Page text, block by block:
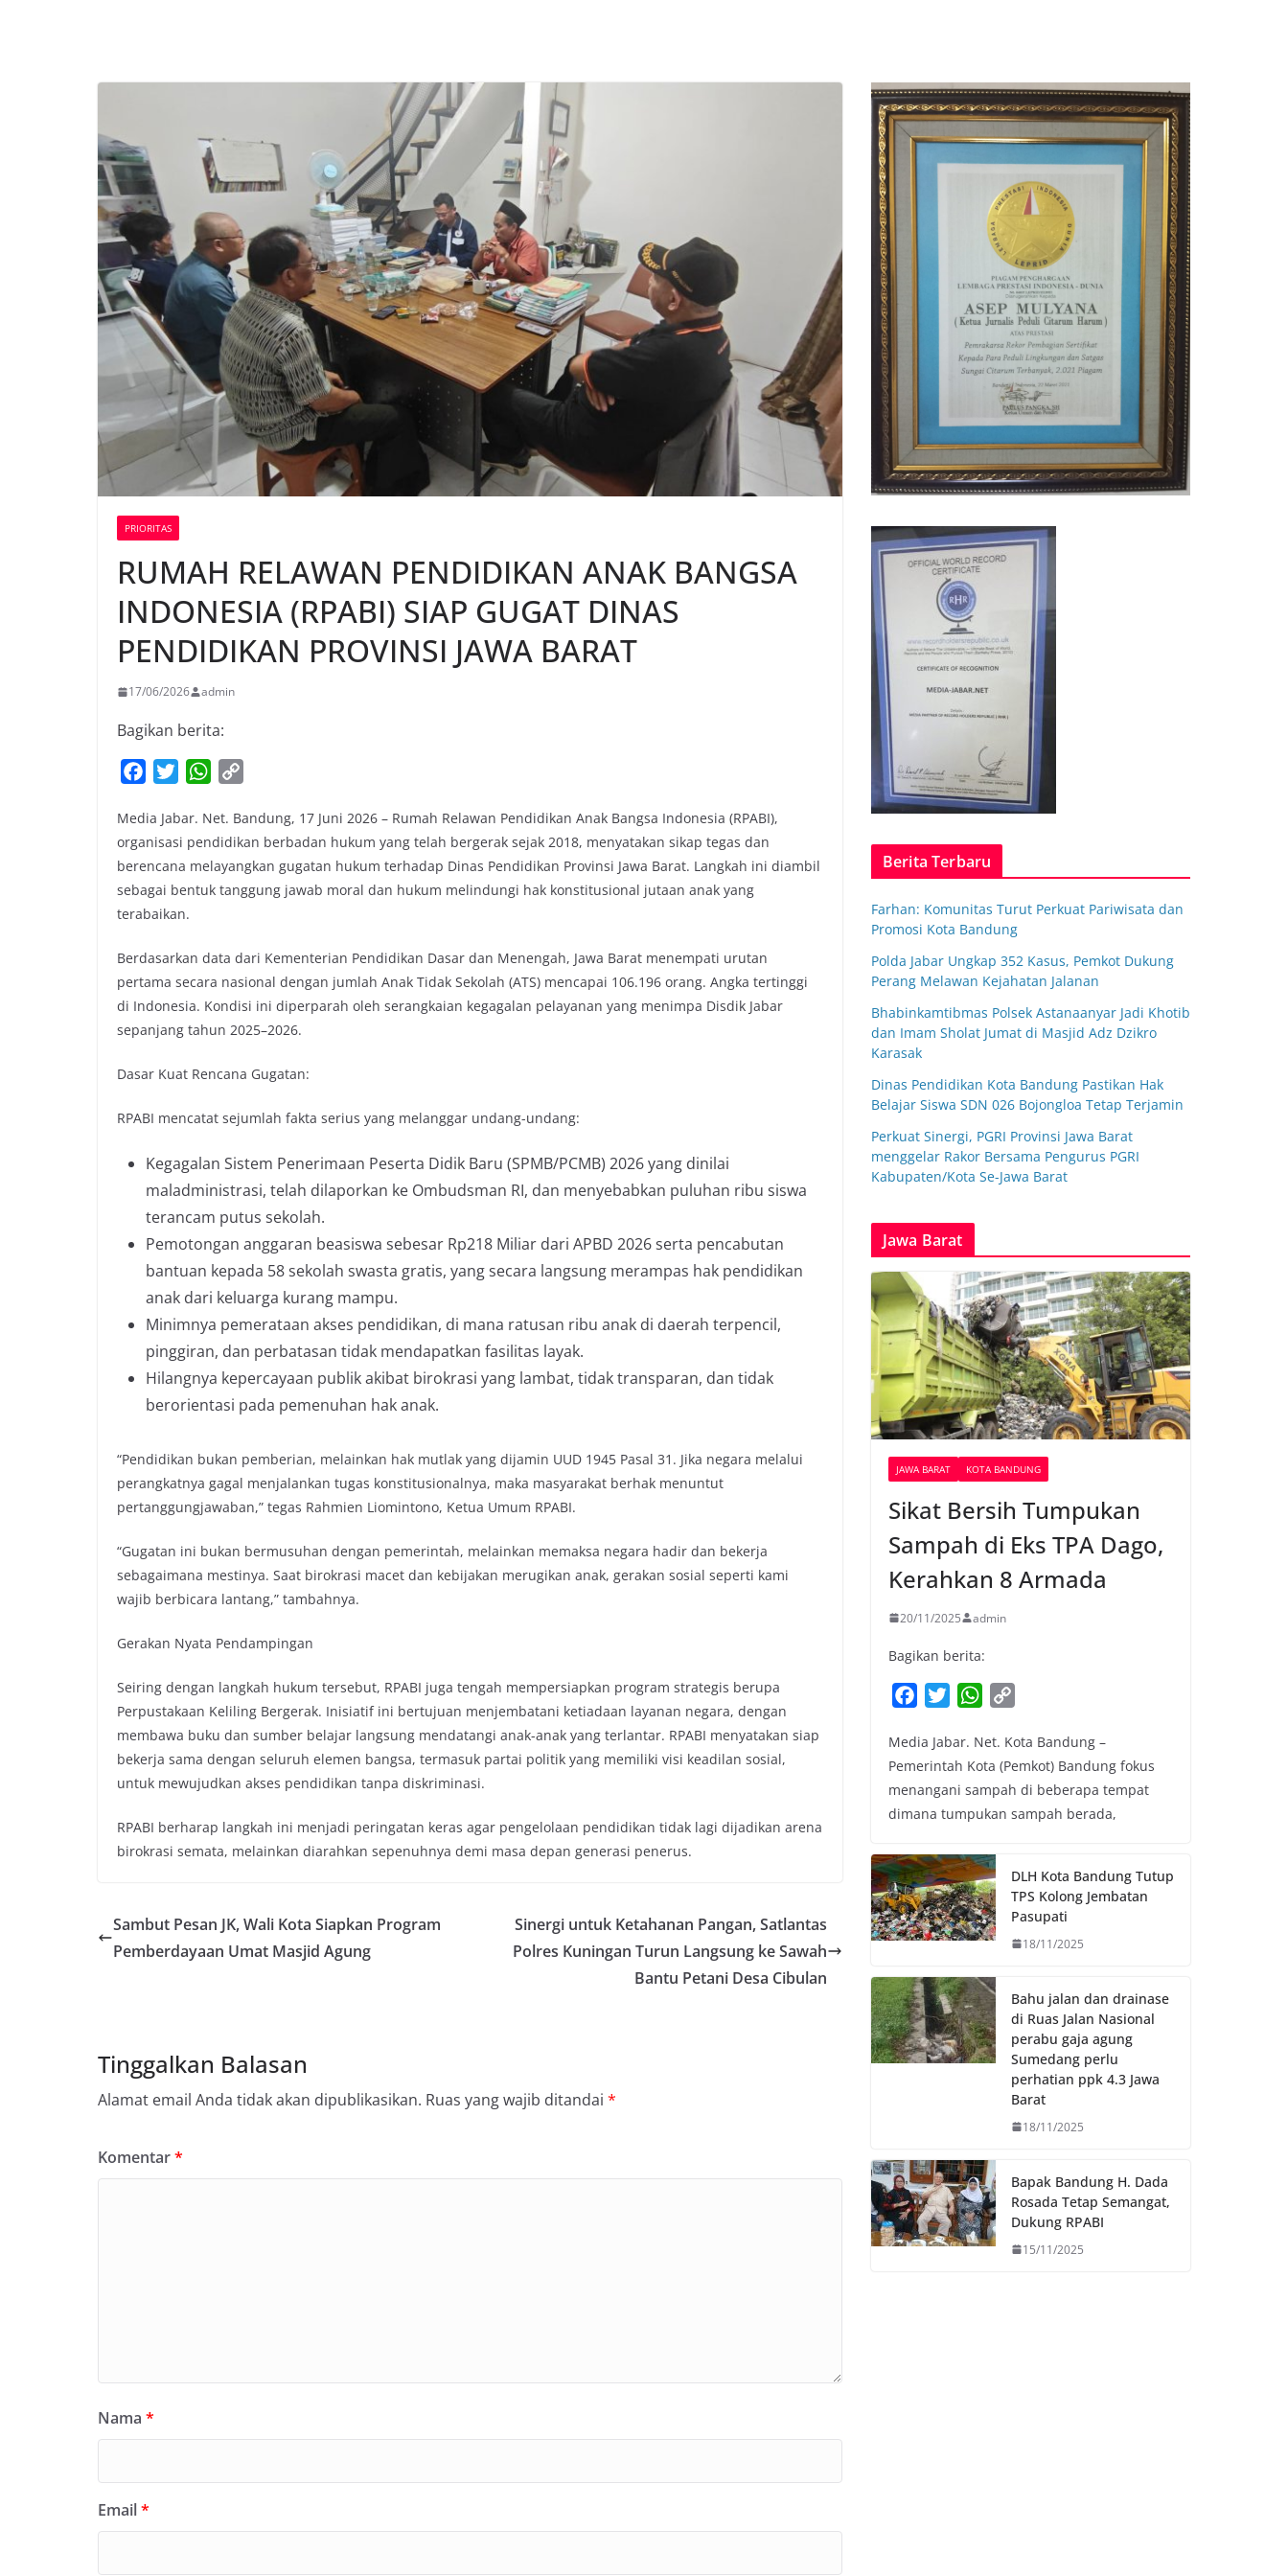
PRIORITAS
RUMAH RELAWAN PENDIDIKAN ANAK BANGSA
INDONESIA (RPABI) SIAP GUGAT DINAS
PENDIDIKAN PROVINSI JAWA BARAT
17/06/2026 admin
Bagikan berita:
c
e
b
o
o
i
t
t
e
r
W
a
t
s
A
p
y
L
i
Media Jabar. Net. Bandung, 17 Juni 2026 – Rumah Relawan Pendidikan Anak Bangsa Indonesia (RPABI),
organisasi pendidikan berbadan hukum yang telah bergerak sejak 2018, menyatakan sikap tegas dan
berencana melayangkan gugatan hukum terhadap Dinas Pendidikan Provinsi Jawa Barat. Langkah ini diambil
sebagai bentuk tanggung jawab moral dan hukum melindungi hak konstitusional jutaan anak yang
terabaikan.
Berdasarkan data dari Kementerian Pendidikan Dasar dan Menengah, Jawa Barat menempati urutan
pertama secara nasional dengan jumlah Anak Tidak Sekolah (ATS) mencapai 106.196 orang. Angka tertinggi
di Indonesia. Kondisi ini diperparah oleh serangkaian kegagalan pelayanan yang menimpa Disdik Jabar
sepanjang tahun 2025–2026.
Dasar Kuat Rencana Gugatan:
RPABI mencatat sejumlah fakta serius yang melanggar undang-undang:
Kegagalan Sistem Penerimaan Peserta Didik Baru (SPMB/PCMB) 2026 yang dinilai
maladministrasi, telah dilaporkan ke Ombudsman RI, dan menyebabkan puluhan ribu siswa
terancam putus sekolah.
Pemotongan anggaran beasiswa sebesar Rp218 Miliar dari APBD 2026 serta pencabutan
bantuan kepada 58 sekolah swasta gratis, yang secara langsung merampas hak pendidikan
anak dari keluarga kurang mampu.
Minimnya pemerataan akses pendidikan, di mana ratusan ribu anak di daerah terpencil,
pinggiran, dan perbatasan tidak mendapatkan fasilitas layak.
Hilangnya kepercayaan publik akibat birokrasi yang lambat, tidak transparan, dan tidak
berorientasi pada pemenuhan hak anak.
“Pendidikan bukan pemberian, melainkan hak mutlak yang dijamin UUD 1945 Pasal 31. Jika negara melalui
perangkatnya gagal menjalankan tugas konstitusionalnya, maka masyarakat berhak menuntut
pertanggungjawaban,” tegas Rahmien Liomintono, Ketua Umum RPABI.
“Gugatan ini bukan bermusuhan dengan pemerintah, melainkan memaksa negara hadir dan bekerja
sebagaimana mestinya. Saat birokrasi macet dan kebijakan merugikan anak, gerakan sosial seperti kami
wajib berbicara lantang,” tambahnya.
Gerakan Nyata Pendampingan
Seiring dengan langkah hukum tersebut, RPABI juga tengah mempersiapkan program strategis berupa
Perpustakaan Keliling Bergerak. Inisiatif ini bertujuan menjembatani ketiadaan layanan negara, dengan
membawa buku dan sumber belajar langsung mendatangi anak-anak yang terlantar. RPABI menyatakan siap
bekerja sama dengan seluruh elemen bangsa, termasuk partai politik yang memiliki visi keadilan sosial,
untuk mewujudkan akses pendidikan tanpa diskriminasi.
RPABI berharap langkah ini menjadi peringatan keras agar pengelolaan pendidikan tidak lagi dijadikan arena
birokrasi semata, melainkan diarahkan sepenuhnya demi masa depan generasi penerus.
Sambut Pesan JK, Wali Kota Siapkan Program
Pemberdayaan Umat Masjid Agung
​Sinergi untuk Ketahanan Pangan, Satlantas
Polres Kuningan Turun Langsung ke Sawah
Bantu Petani Desa Cibulan
Tinggalkan Balasan
Alamat email Anda tidak akan dipublikasikan. Ruas yang wajib ditandai *
Komentar*
Nama *
Email*
Berita Terbaru
Farhan: Komunitas Turut Perkuat Pariwisata dan
Promosi Kota Bandung
Polda Jabar Ungkap 352 Kasus, Pemkot Dukung
Perang Melawan Kejahatan Jalanan
Bhabinkamtibmas Polsek Astanaanyar Jadi Khotib
dan Imam Sholat Jumat di Masjid Adz Dzikro
Karasak
Dinas Pendidikan Kota Bandung Pastikan Hak
Belajar Siswa SDN 026 Bojongloa Tetap Terjamin
Perkuat Sinergi, PGRI Provinsi Jawa Barat
menggelar Rakor Bersama Pengurus PGRI
Kabupaten/Kota Se-Jawa Barat
Jawa Barat
JAWA BARAT KOTA BANDUNG
Sikat Bersih Tumpukan
Sampah di Eks TPA Dago,
Kerahkan 8 Armada
20/11/2025 admin
Bagikan berita:
c
e
b
o
k
i
t
t
e
W
a
t
s
A
p
p
y
L
i
k
Media Jabar. Net. Kota Bandung –
Pemerintah Kota (Pemkot) Bandung fokus
menangani sampah di beberapa tempat
dimana tumpukan sampah berada,
DLH Kota Bandung Tutup
TPS Kolong Jembatan
Pasupati
18/11/2025
Bahu jalan dan drainase
di Ruas Jalan Nasional
perabu gaja agung
Sumedang perlu
perhatian ppk 4.3 Jawa
Barat
18/11/2025
Bapak Bandung H. Dada
Rosada Tetap Semangat,
Dukung RPABI
15/11/2025